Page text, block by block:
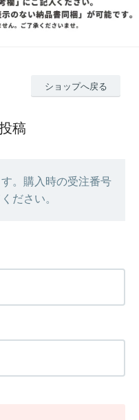
ショップへ戻る
稿
。購入時の受注番号
ださい。